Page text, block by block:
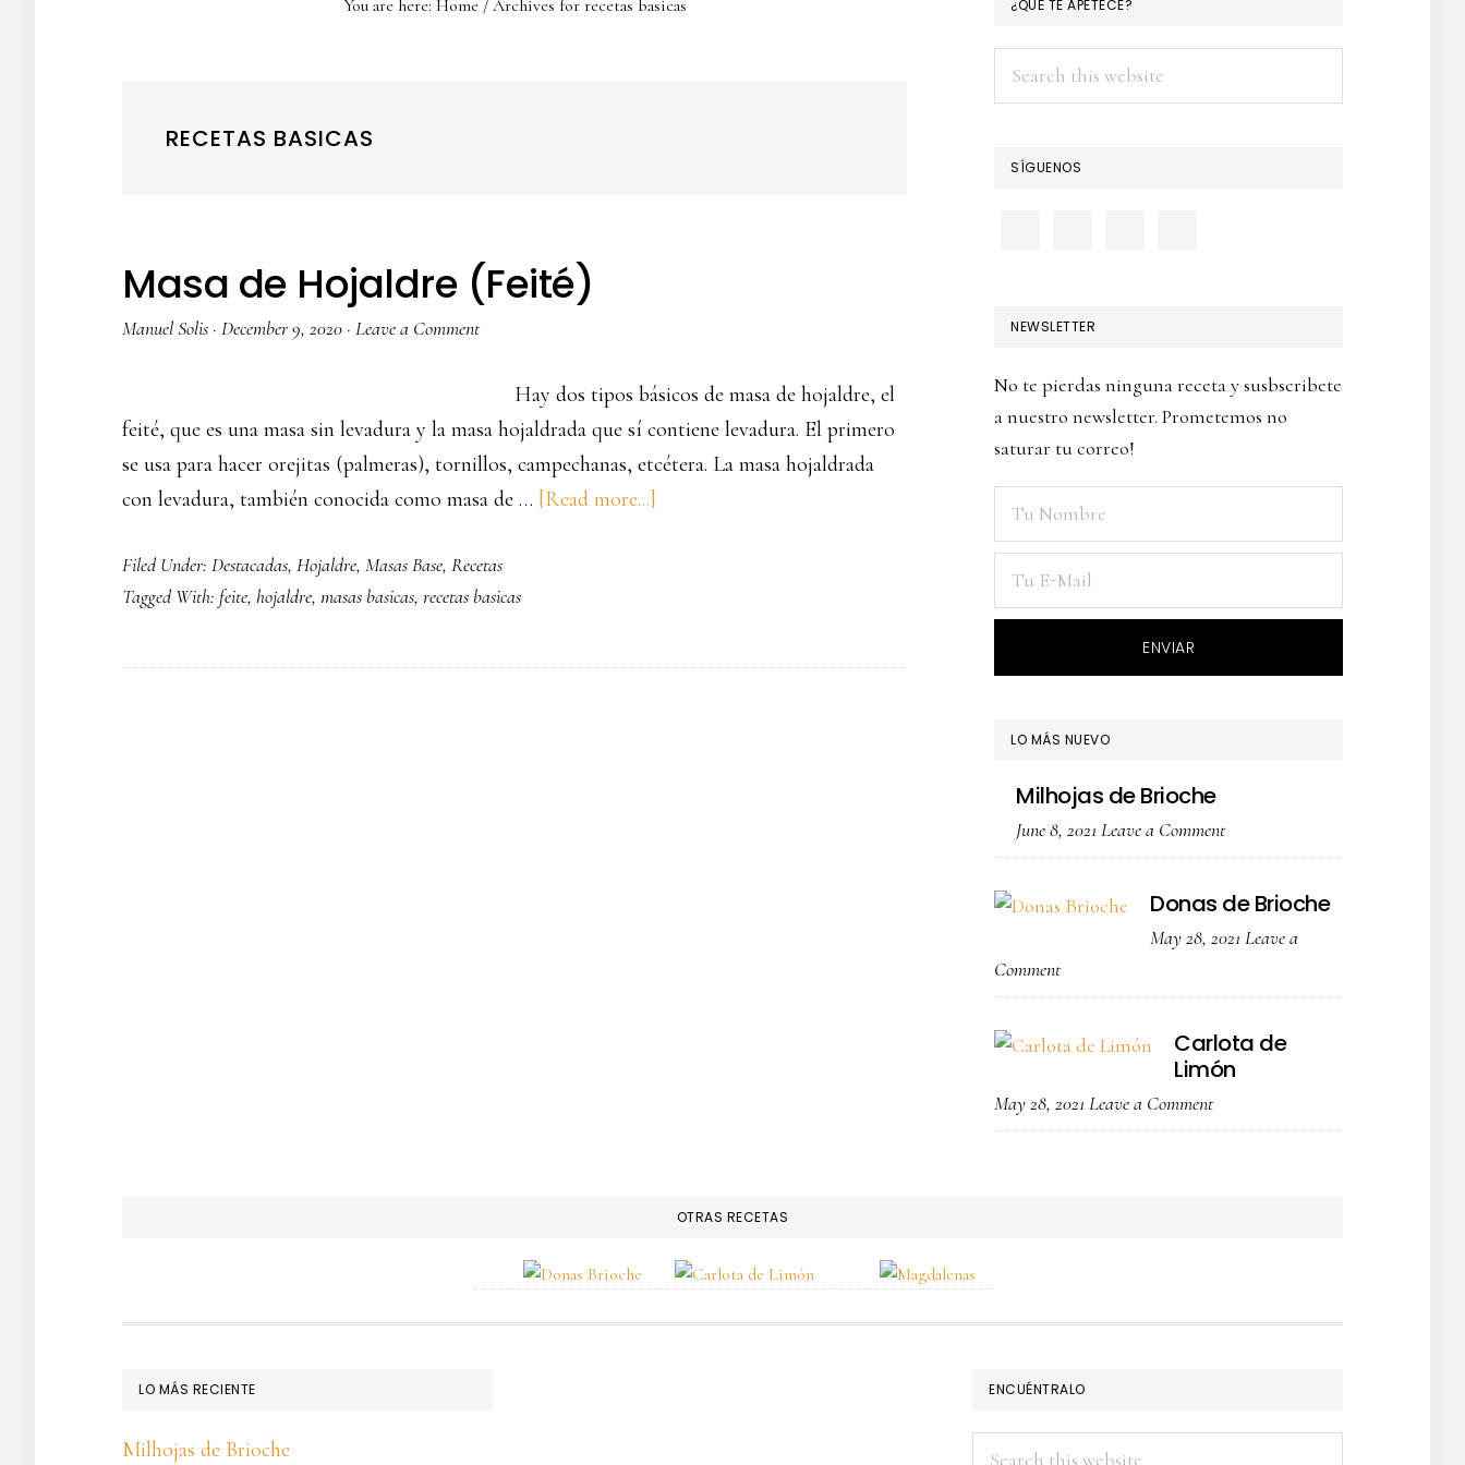
You are here: Home /Archives for recetas basicas
RECETAS BASICAS
Masa de Hojaldre (Feité)
Manuel Solis · December 9, 2020 · Leave a Comment
Hay dos tipos básicos de masa de hojaldre, el
feité, que es una masa sin levadura y la masa hojaldrada que sí contiene levadura. El primero
se usa para hacer orejitas (palmeras), tornillos, campechanas, etcétera. La masa hojaldrada
con levadura, también conocida como masa de … [Read more...]
Filed Under: Destacadas, Hojaldre, Masas Base, Recetas
Tagged With: feite, hojaldre, masas basicas, recetas basicas
SIDEBAR
¿QUÉ TE APETECE?
SÍGUENOS
NEWSLETTER
No te pierdas ninguna receta y susbscribete
a nuestro newsletter. Prometemos no
saturar tu correo!
LO MÁS NUEVO
Milhojas de Brioche
June 8, 2021 Leave a Comment
Donas de Brioche
May 28, 2021 Leave a
Comment
Carlota de
Limón
May 28, 2021 Leave a Comment
OTRAS RECETAS
FOOTER
LO MÁS RECIENTE
Milhojas de Brioche
ENCUÉNTRALO
Search